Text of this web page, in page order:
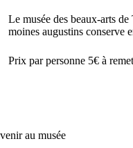
Le musée des beaux-arts
moines augustins conserve
Prix par personne 5€ à
venir au musée